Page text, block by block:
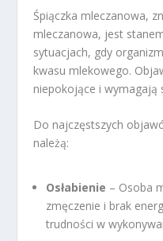
Śpiączka mleczanowa,
mleczanowa, jest
sytuacjach, gdy
kwasu mlekowego.
niepokojące i wymagają
Do najczęstszych
należą:
Osłabienie – Osoba
zmęczenie i brak
trudności w